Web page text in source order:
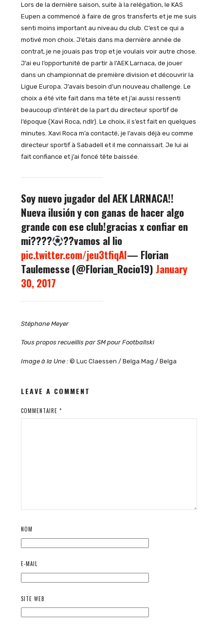
Lors de la dernière saison, suite à la relégation, le KAS
Eupen a commencé à faire de gros transferts et je me suis
senti moins important au niveau du club. C’est ce qui a
motivé mon choix. J’étais dans ma dernière année de
contrat, je ne jouais pas trop et je voulais voir autre chose.
J’ai eu l’opportunité de partir à l’AEK Larnaca, de jouer
dans un championnat de première division et découvrir la
Ligue Europa. J’avais besoin d’un nouveau challenge. Le
choix a été vite fait dans ma tête et j’ai aussi ressenti
beaucoup d’intérêt de la part du directeur sportif de
l’époque (Xavi Roca, ndlr). Le choix, il s’est fait en quelques
minutes. Xavi Roca m’a contacté, je l’avais déjà eu comme
directeur sportif à Sabadell et il me connaissait. Je lui ai
fait confiance et j’ai foncé tête baissée.
Soy nuevo jugador del AEK LARNACA!!
Nueva ilusión y con ganas de hacer algo
grande con ese club!gracias x confiar en
mi????
??vamos al lio
pic.twitter.com/jeu3tfiqAI— Florian
Taulemesse (@Florian_Rocio19) January
30, 2017
Stéphane Meyer
Tous propos recueillis par SM pour Footballski
Image à la Une :© Luc Claessen / Belga Mag / Belga
LEAVE A COMMENT
COMMENTAIRE *
NOM
E-MAIL
SITE WEB